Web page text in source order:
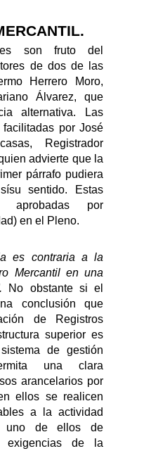
son fruto del
de dos de las
Herrero Moro,
Álvarez, que
alternativa.
Las
por José
Registrador
advierte que la
párrafo pudiera
sentido. Estas
aprobadas por
en el Pleno.
es contraria a la
Mercantil en una
No obstante si el
conclusión que
de Registros
superior es
de gestión
una clara
arancelarios por
ellos se realicen
a la actividad
uno de ellos de
exigencias de la